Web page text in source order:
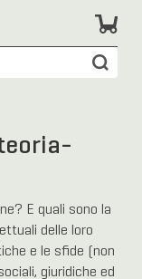
E quali sono la
delle loro
e le sfide (non
giuridiche ed